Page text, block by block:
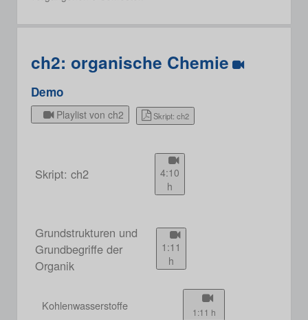
ch2: organische Chemie
Demo
Playlist von ch2 Skript: ch2
Skript: ch2
4:10
h
Grundstrukturen und
Grundbegriffe der
Organik
1:11
h
Kohlenwasserstoffe 1:11 h